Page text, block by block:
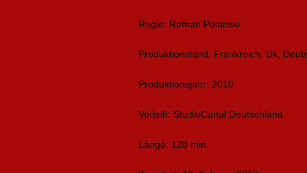
Regie: Roman Polanski
Produktionsland: Frankreich, Uk,
Produktionsjahr: 2010
Verleih: StudioCanal Deutschland
Länge: 128 min.